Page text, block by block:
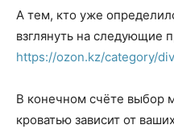
А тем, кто уже
взглянуть на следующие
https://ozon.kz/category/
В конечном счёте выбор
кроватью зависит от